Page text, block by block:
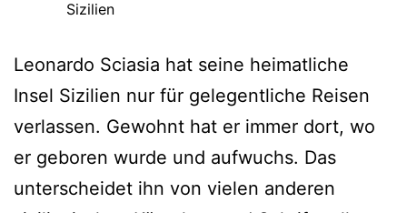
Sizilien
Leonardo Sciasia hat seine heimatliche
Insel Sizilien nur für gelegentliche Reisen
verlassen. Gewohnt hat er immer dort, wo
er geboren wurde und aufwuchs. Das
unterscheidet ihn von vielen anderen